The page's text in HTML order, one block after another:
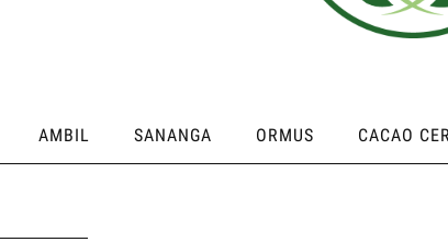
AMBIL SANANGA ORMUS CACAO